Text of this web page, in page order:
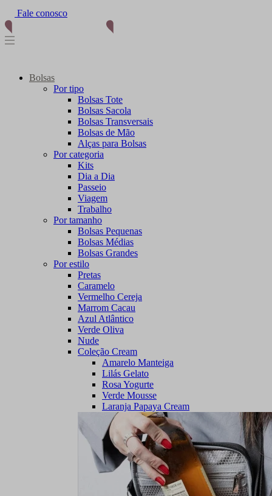
Fale conosco
Bolsas
Por tipo
Bolsas Tote
Bolsas Sacola
Bolsas Transversais
Bolsas de Mão
Alças para Bolsas
Por categoria
Kits
Dia a Dia
Passeio
Viagem
Trabalho
Por tamanho
Bolsas Pequenas
Bolsas Médias
Bolsas Grandes
Por estilo
Pretas
Caramelo
Vermelho Cereja
Marrom Cacau
Azul Atlântico
Verde Oliva
Nude
Coleção Cream
Amarelo Manteiga
Lilás Gelato
Rosa Yogurte
Verde Mousse
Laranja Papaya Cream